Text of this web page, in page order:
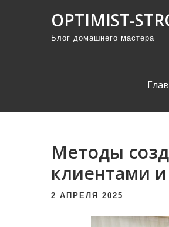
OPTIMIST-
Блог домашнего мастера
Методы
клиентами
2 АПРЕЛЯ 2025